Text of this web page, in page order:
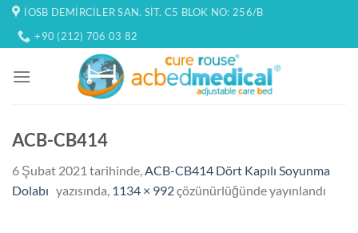
İçeriğe
atla
İOSB DEMIRCILER SAN. SIT. C5 BLOK NO: 256/B
+90 (212) 706 03 82
ACB-CB414
6 Şubat 2021 tarihinde,ACB-CB414 Dört Kapılı Soyunma
Dolabı yazısında, 1134 × 992çözünürlüğünde yayınlandı